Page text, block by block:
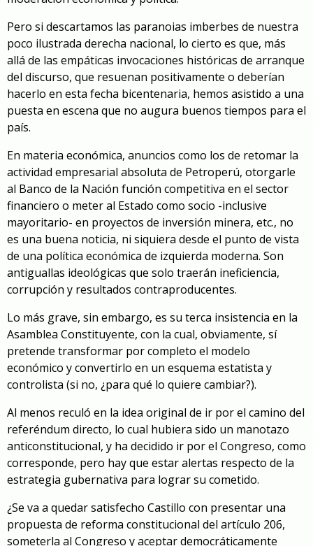
Pero si descartamos las paranoias imberbes de nuestra
poco ilustrada derecha nacional, lo cierto es que, más
allá de las empáticas invocaciones históricas de arranque
del discurso, que resuenan positivamente o deberían
hacerlo en esta fecha bicentenaria, hemos asistido a una
puesta en escena que no augura buenos tiempos para el
país.
En materia económica, anuncios como los de retomar la
actividad empresarial absoluta de Petroperú, otorgarle
al Banco de la Nación función competitiva en el sector
financiero o meter al Estado como socio -inclusive
mayoritario- en proyectos de inversión minera, etc., no
es una buena noticia, ni siquiera desde el punto de vista
de una política económica de izquierda moderna. Son
antiguallas ideológicas que solo traerán ineficiencia,
corrupción y resultados contraproducentes.
Lo más grave, sin embargo, es su terca insistencia en la
Asamblea Constituyente, con la cual, obviamente, sí
pretende transformar por completo el modelo
económico y convertirlo en un esquema estatista y
controlista (si no, ¿para qué lo quiere cambiar?).
Al menos reculó en la idea original de ir por el camino del
referéndum directo, lo cual hubiera sido un manotazo
anticonstitucional, y ha decidido ir por el Congreso, como
corresponde, pero hay que estar alertas respecto de la
estrategia gubernativa para lograr su cometido.
¿Se va a quedar satisfecho Castillo con presentar una
propuesta de reforma constitucional del artículo 206,
someterla al Congreso y aceptar democráticamente